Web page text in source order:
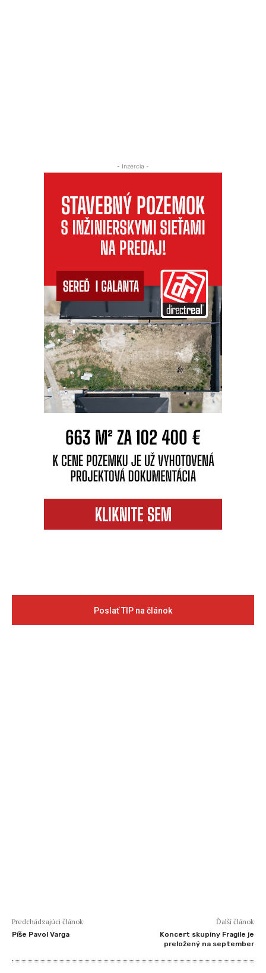
- Inzercia -
Poslať TIP na článok
Predchádzajúci článok
Píše Pavol Varga
Ďalší článok
Koncert skupiny Fragile je
preložený na september